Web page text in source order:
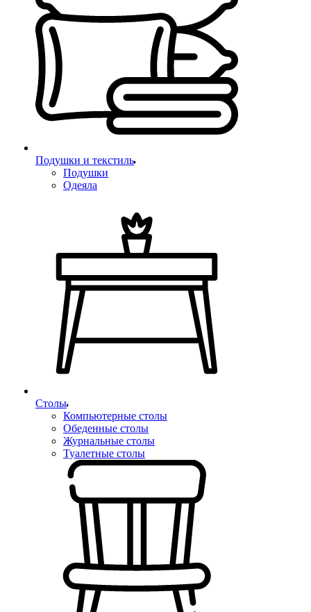
Подушки и текстиль
Подушки
Одеяла
Столы
Компьютерные столы
Обеденные столы
Журнальные столы
Туалетные столы